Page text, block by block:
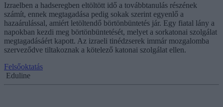
Izraelben a hadseregben eltöltött idő a továbbtanulás részének
számít, ennek megtagadása pedig sokak szerint egyenlő a
hazaárulással, amiért letöltendő börtönbüntetés jár. Egy fiatal lány a
napokban kezdi meg börtönbüntetését, melyet a sorkatonai szolgálat
megtagadásáért kapott. Az izraeli tinédzserek immár mozgalomba
szerveződve tiltakoznak a kötelező katonai szolgálat ellen.
Felsőoktatás
Eduline